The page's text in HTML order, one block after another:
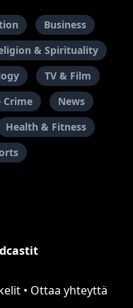
Business
& Spirituality
TV & Film
Crime
News
Health & Fitness
• Ottaa yhteyttä